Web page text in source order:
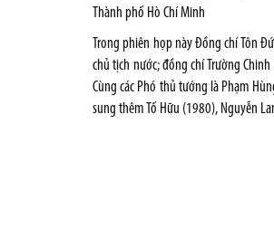
Thành phố Hò Chí Minh
Trong phiên họp này Đồng chí Tôn
chủ tịch nước; đồng chí Trường
Cùng các Phó thủ tướng là Phạm
sung thêm Tố Hữu (1980), Nguyễn